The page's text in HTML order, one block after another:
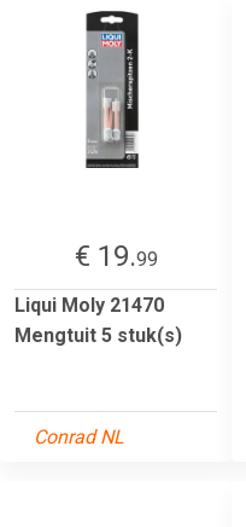
€ 19.99
Liqui Moly 21470
Mengtuit 5 stuk(s)
Conrad NL